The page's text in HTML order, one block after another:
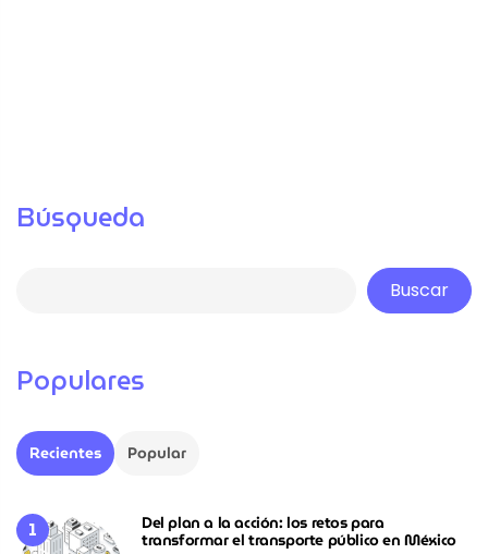
Búsqueda
Buscar
Populares
Recientes Popular
Del plan a la acción: los retos para
transformar el transporte público en México